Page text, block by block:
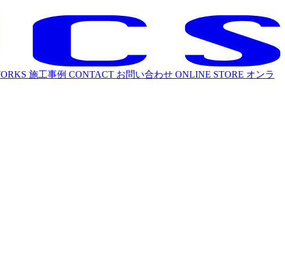
施工事例 CONTACT お問い合わせ ONLINE STORE オンラ